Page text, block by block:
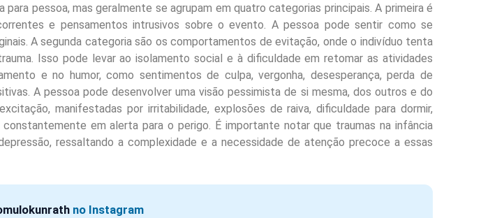
pessoa, mas geralmente se agrupam em quatro categorias principais. A primeira é
e pensamentos intrusivos sobre o evento. A pessoa pode sentir como se
A segunda categoria são os comportamentos de evitação, onde o indivíduo tenta
Isso pode levar ao isolamento social e à dificuldade em retomar as atividades
e no humor, como sentimentos de culpa, vergonha, desesperança, perda de
A pessoa pode desenvolver uma visão pessimista de si mesma, dos outros e do
manifestadas por irritabilidade, explosões de raiva, dificuldade para dormir,
em alerta para o perigo. É importante notar que traumas na infância
ressaltando a complexidade e a necessidade de atenção precoce a essas
no Instagram